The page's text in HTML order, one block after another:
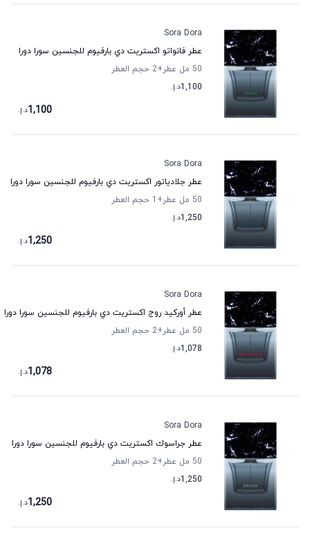
Sora Dora
عطر فانواتو اكستريت دي بارفيوم للجنسين سورا دورا
50 مل عطر
+2
حجم العطر
1,100د.إ.
1,100د.إ.
Sora Dora
عطر جلادياتور اكستريت دي بارفيوم للجنسين سورا دورا
50 مل عطر
+1
حجم العطر
1,250د.إ.
1,250د.إ.
Sora Dora
عطر أوركيد روج اكستريت دي بارفيوم للجنسين سورا دورا
50 مل عطر
+2
حجم العطر
1,078د.إ.
1,078د.إ.
Sora Dora
عطر جراسوك اكستريت دي بارفيوم للجنسين سورا دورا
50 مل عطر
+2
حجم العطر
1,250د.إ.
1,250د.إ.